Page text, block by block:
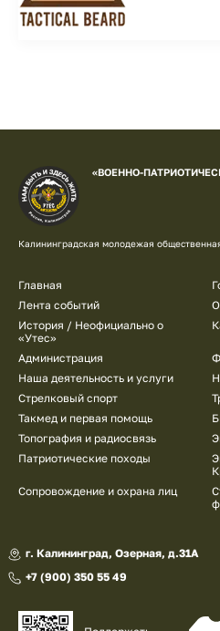
«ВОЕННО-
Калининградская молодежая
Подвал
Главная
Лента событий
История / Неофициально о
«Утес»
Администрация
Наша деятельность и услуги
Стрелковый спорт
Такмед и первая помощь
Топография и радиосвязь
Патриотические походы
Сопровождение и охрана лиц
г. Калининград, Озерная, д.31А
+7 (900) 350 55 49